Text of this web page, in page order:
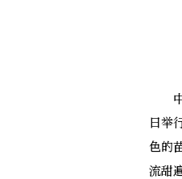
中
日举
色的
流甜